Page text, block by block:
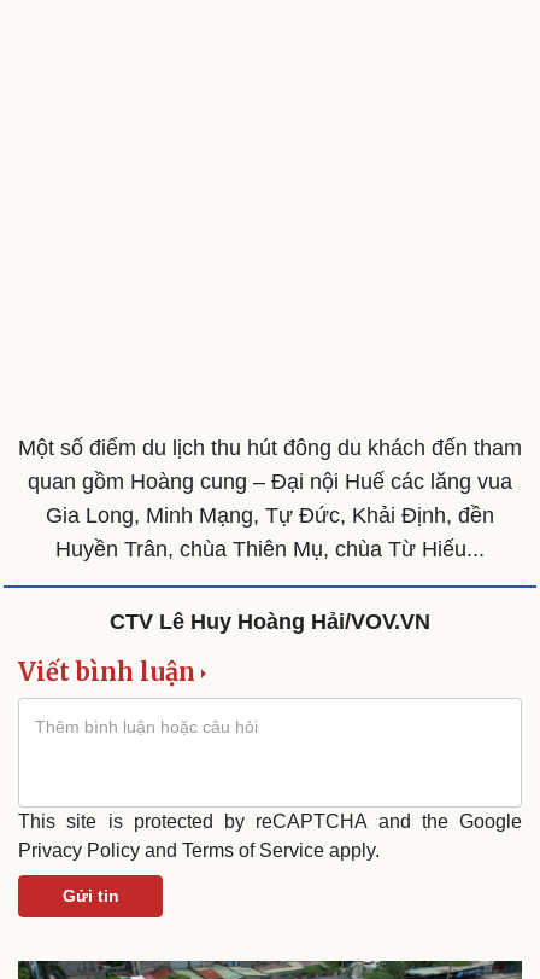
Văn học
Di sản
Thời trang
Một số điểm du lịch thu hút đông du khách đến tham
quan gồm Hoàng cung – Đại nội Huế các lăng vua
Gia Long, Minh Mạng, Tự Đức, Khải Định, đền
Huyền Trân, chùa Thiên Mụ, chùa Từ Hiếu...
CTV Lê Huy Hoàng Hải/VOV.VN
Viết bình luận
This site is protected by reCAPTCHA and the Google
Privacy Policy and Terms of Service apply.
Gửi tin